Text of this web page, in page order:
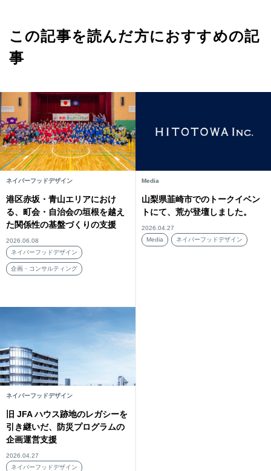
この記事を読んだ方におすすめの記
事
ネイバーフッドデザイン
港区赤坂・青山エリアにおけ
る、町会・自治会の垣根を越え
た関係性の基盤づくりの支援
2026.06.08
ネイバーフッドデザイン
企画・コンサルティング
Media
山梨県韮崎市でのトークイベン
トにて、荒が登壇しました。
2026.04.27
Media
ネイバーフッドデザイン
ネイバーフッドデザイン
旧 JFA ハウス跡地のレガシーを
引き継いだ、防災プログラムの
企画運営支援
2026.04.27
ネイバーフッドデザイン